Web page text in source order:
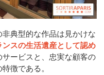
典型的な作品は見かけな
ンスの生活遺産として認め
ービスと、忠実な顧客の
徴である。